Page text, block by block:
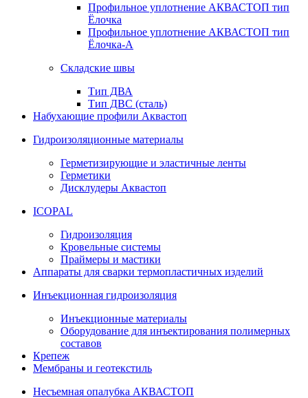
Профильное уплотнение АКВАСТОП тип
Ёлочка
Профильное уплотнение АКВАСТОП тип
Ёлочка-А
Складские швы
Тип ДВА
Тип ДВС (сталь)
Набухающие профили Аквастоп
Гидроизоляционные материалы
Герметизирующие и эластичные ленты
Герметики
Дисклудеры Аквастоп
ICOPAL
Гидроизоляция
Кровельные системы
Праймеры и мастики
Аппараты для сварки термопластичных изделий
Инъекционная гидроизоляция
Инъекционные материалы
Оборудование для инъектирования полимерных
составов
Крепеж
Мембраны и геотекстиль
Несъемная опалубка АКВАСТОП